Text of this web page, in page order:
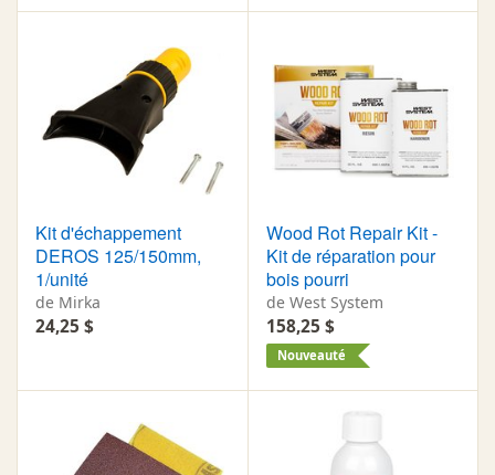
Kit d'échappement
DEROS 125/150mm,
1/unité
de Mirka
24,25 $
Wood Rot Repair Kit -
Kit de réparation pour
bois pourri
de West System
158,25 $
Nouveauté